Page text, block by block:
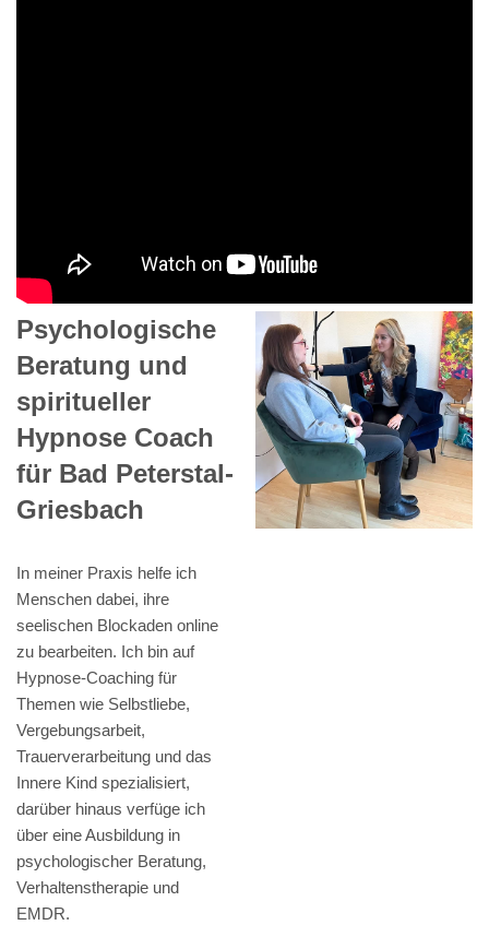
Psychologische
Beratung und
spiritueller
Hypnose Coach
für Bad Peterstal-
Griesbach
In meiner Praxis helfe ich
Menschen dabei, ihre
seelischen Blockaden online
zu bearbeiten. Ich bin auf
Hypnose-Coaching für
Themen wie Selbstliebe,
Vergebungsarbeit,
Trauerverarbeitung und das
Innere Kind spezialisiert,
darüber hinaus verfüge ich
über eine Ausbildung in
psychologischer Beratung,
Verhaltenstherapie und
EMDR.